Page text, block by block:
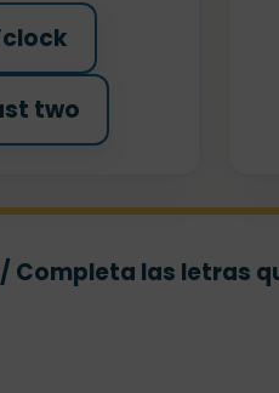
two
Completa las letras